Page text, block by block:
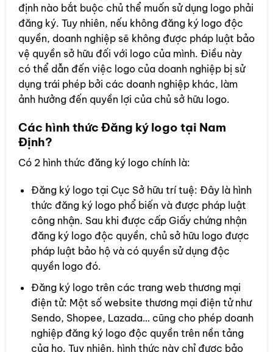
định nào bắt buộc chủ thể muốn sử dụng logo phải
đăng ký. Tuy nhiên, nếu không đăng ký logo độc
quyền, doanh nghiệp sẽ không được pháp luật bảo
vệ quyền sở hữu đối với logo của mình. Điều này
có thể dẫn đến việc logo của doanh nghiệp bị sử
dụng trái phép bởi các doanh nghiệp khác, làm
ảnh hưởng đến quyền lợi của chủ sở hữu logo.
Các hình thức Đăng ký logo tại Nam
Định?
Có 2 hình thức đăng ký logo chính là:
Đăng ký logo tại Cục Sở hữu trí tuệ: Đây là hình
thức đăng ký logo phổ biến và được pháp luật
công nhận. Sau khi được cấp Giấy chứng nhận
đăng ký logo độc quyền, chủ sở hữu logo được
pháp luật bảo hộ và có quyền sử dụng độc
quyền logo đó.
Đăng ký logo trên các trang web thương mại
điện tử: Một số website thương mại điện tử như
Sendo, Shopee, Lazada… cũng cho phép doanh
nghiệp đăng ký logo độc quyền trên nền tảng
của họ. Tuy nhiên, hình thức này chỉ được bảo